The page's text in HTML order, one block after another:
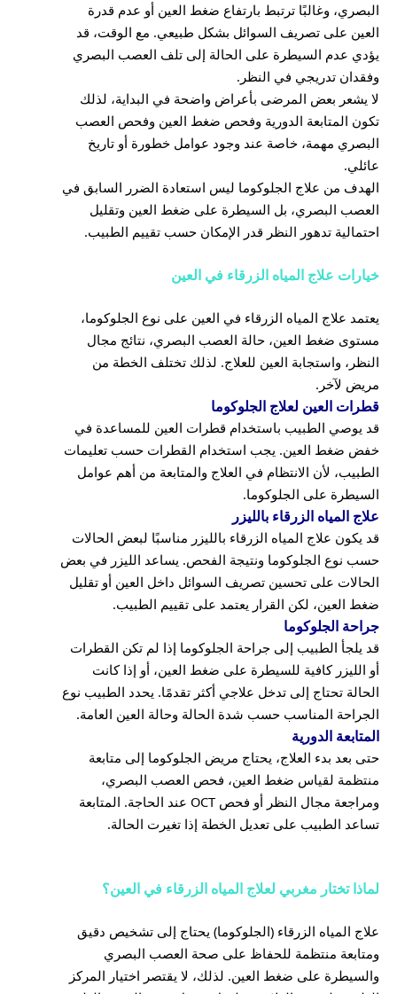
البصري، وغالبًا ترتبط بارتفاع ضغط العين أو عدم قدرة
العين على تصريف السوائل بشكل طبيعي. مع الوقت، قد
يؤدي عدم السيطرة على الحالة إلى تلف العصب البصري
وفقدان تدريجي في النظر.
لا يشعر بعض المرضى بأعراض واضحة في البداية، لذلك
تكون المتابعة الدورية وفحص ضغط العين وفحص العصب
البصري مهمة، خاصة عند وجود عوامل خطورة أو تاريخ
عائلي.
الهدف من علاج الجلوكوما ليس استعادة الضرر السابق في
العصب البصري، بل السيطرة على ضغط العين وتقليل
احتمالية تدهور النظر قدر الإمكان حسب تقييم الطبيب.
خيارات علاج المياه الزرقاء في العين
يعتمد علاج المياه الزرقاء في العين على نوع الجلوكوما،
مستوى ضغط العين، حالة العصب البصري، نتائج مجال
النظر، واستجابة العين للعلاج. لذلك تختلف الخطة من
مريض لآخر.
قطرات العين لعلاج الجلوكوما
قد يوصي الطبيب باستخدام قطرات العين للمساعدة في
خفض ضغط العين. يجب استخدام القطرات حسب تعليمات
الطبيب، لأن الانتظام في العلاج والمتابعة من أهم عوامل
السيطرة على الجلوكوما.
علاج المياه الزرقاء بالليزر
قد يكون علاج المياه الزرقاء بالليزر مناسبًا لبعض الحالات
حسب نوع الجلوكوما ونتيجة الفحص. يساعد الليزر في بعض
الحالات على تحسين تصريف السوائل داخل العين أو تقليل
ضغط العين، لكن القرار يعتمد على تقييم الطبيب.
جراحة الجلوكوما
قد يلجأ الطبيب إلى جراحة الجلوكوما إذا لم تكن القطرات
أو الليزر كافية للسيطرة على ضغط العين، أو إذا كانت
الحالة تحتاج إلى تدخل علاجي أكثر تقدمًا. يحدد الطبيب نوع
الجراحة المناسب حسب شدة الحالة وحالة العين العامة.
المتابعة الدورية
حتى بعد بدء العلاج، يحتاج مريض الجلوكوما إلى متابعة
منتظمة لقياس ضغط العين، فحص العصب البصري،
ومراجعة مجال النظر أو فحص OCT عند الحاجة. المتابعة
تساعد الطبيب على تعديل الخطة إذا تغيرت الحالة.
لماذا تختار مغربي لعلاج المياه الزرقاء في العين؟
علاج المياه الزرقاء (الجلوكوما) يحتاج إلى تشخيص دقيق
ومتابعة منتظمة للحفاظ على صحة العصب البصري
والسيطرة على ضغط العين. لذلك، لا يقتصر اختيار المركز